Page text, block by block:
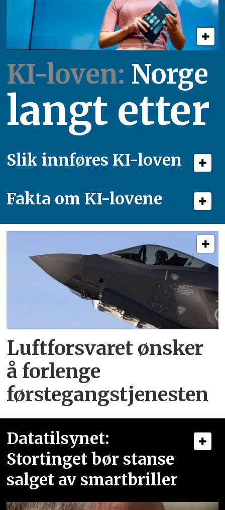
KI-loven: Norge
langt etter
Slik innføres KI-loven
Fakta om KI-lovene
Luftforsvaret ønsker
å forlenge
førstegangstjenesten
Datatilsynet:
Stortinget bør stanse
salget av smartbriller